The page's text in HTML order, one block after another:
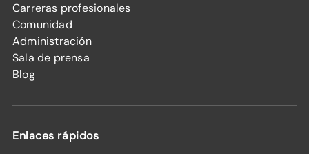
Carreras profesionales
Comunidad
Administración
Sala de prensa
Blog
Enlaces rápidos